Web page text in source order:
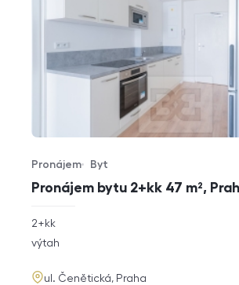
Pronájem bytu 2+kk 47 m²,
Typ nabídky
Pronájem
Typ nemovitosti
Byt
rozměry
dispozice
2+kk
funkce
výtah
adresa
ul. Čenětická, Praha